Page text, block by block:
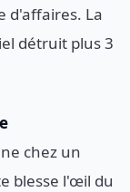
d'affaires. La
détruit plus 3
chez un
blesse l'œil du